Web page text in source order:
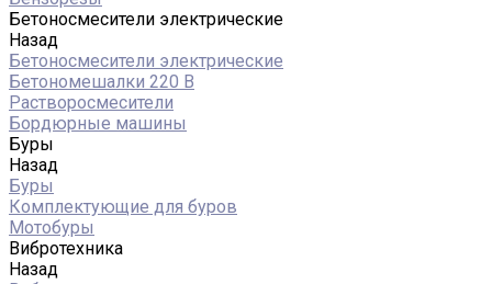
Бетоносмесители электрические
Назад
Бетоносмесители электрические
Бетономешалки 220 В
Растворосмесители
Бордюрные машины
Буры
Назад
Буры
Комплектующие для буров
Мотобуры
Вибротехника
Назад